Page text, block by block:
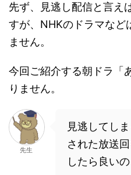
先ず、見逃し配信と言え
すが、NHKのドラマなど
ません。
今回ご紹介する朝ドラ「
りません。
先生
見逃してし
された放送
したら良いの